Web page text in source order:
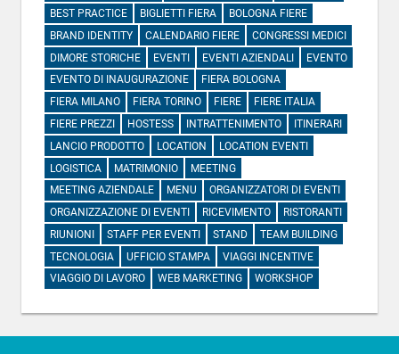
BEST PRACTICE
BIGLIETTI FIERA
BOLOGNA FIERE
BRAND IDENTITY
CALENDARIO FIERE
CONGRESSI MEDICI
DIMORE STORICHE
EVENTI EVENTI AZIENDALI
EVENTO
EVENTO DI INAUGURAZIONE
FIERA BOLOGNA
FIERA MILANO
FIERA TORINO FIERE
FIERE ITALIA
FIERE PREZZI
HOSTESS INTRATTENIMENTO
ITINERARI
LANCIO PRODOTTO
LOCATION
LOCATION EVENTI
LOGISTICA
MATRIMONIO
MEETING
MEETING AZIENDALE
MENU
ORGANIZZATORI DI EVENTI
ORGANIZZAZIONE DI EVENTI
RICEVIMENTO
RISTORANTI
RIUNIONI
STAFF PER EVENTI STAND
TEAM BUILDING
TECNOLOGIA
UFFICIO STAMPA
VIAGGI INCENTIVE
VIAGGIO DI LAVORO
WEB MARKETING WORKSHOP